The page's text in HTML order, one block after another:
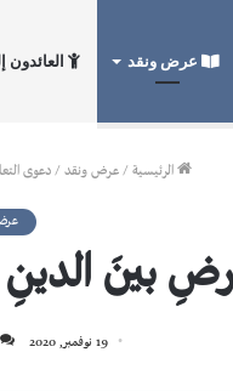
عرض ونقد العائدون
الرئيسية / عرض ونقد / دعوى
بينَ الدينِ
19 نوفمبر, 2020